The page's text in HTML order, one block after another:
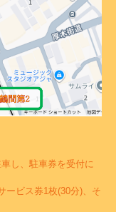
し、駐車券を受付に
ービス券1枚(30分)、そ